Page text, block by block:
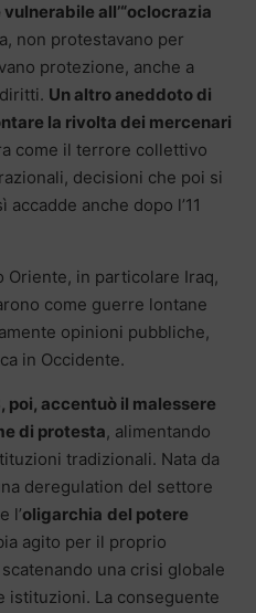
all’“oclocrazia
non protestavano per
protezione, anche a
Un altro aneddoto di
la rivolta dei mercenari
come il terrore collettivo
decisioni che poi si
anche dopo l’11
in particolare Iraq,
come guerre lontane
opinioni pubbliche,
in Occidente.
accentuò il malessere
di protesta, alimentando
tradizionali. Nata da
deregulation del settore
l’oligarchia del potere
agito per il proprio
una crisi globale
istituzioni. La conseguente